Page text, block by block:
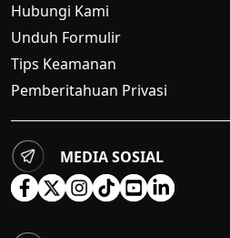
Hubungi Kami
Unduh Formulir
Tips Keamanan
Pemberitahuan Privasi
MEDIA SOSIAL